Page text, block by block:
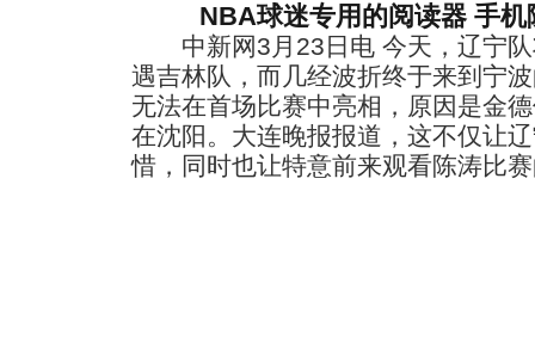
NBA球迷专用的阅读器 手机
中新网3月23日电 今天，辽宁队
遇吉林队，而几经波折终于来到宁
无法在首场比赛中亮相，原因是金
在沈阳。大连晚报报道，这不仅让
惜，同时也让特意前来观看陈涛比